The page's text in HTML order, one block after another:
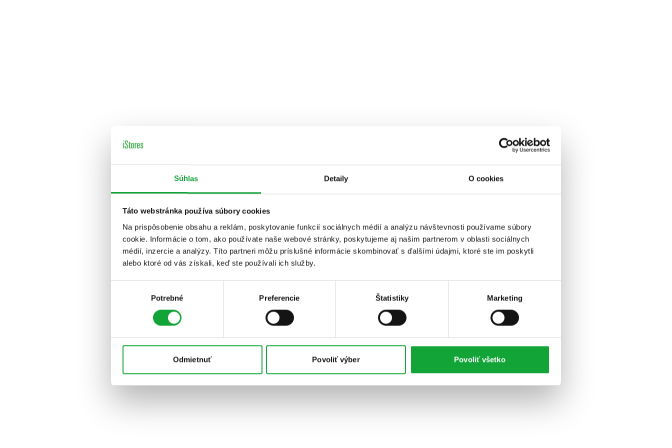
Súhlas Detaily O cookies
Táto webstránka používa súbory cookies
Na prispôsobenie obsahu a reklám, poskytovanie funkcií sociálnych médií a analýzu návštevnosti používame súbory
cookie. Informácie o tom, ako používate naše webové stránky, poskytujeme aj našim partnerom v oblasti sociálnych
médií, inzercie a analýzy. Títo partneri môžu príslušné informácie skombinovať s ďalšími údajmi, ktoré ste im poskytli
alebo ktoré od vás získali, keď ste používali ich služby.
Potrebné Preferencie Štatistiky Marketing
Odmietnuť Povoliť výber Povoliť všetko